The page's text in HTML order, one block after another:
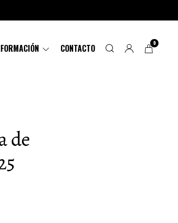
CONTACTO 0
de